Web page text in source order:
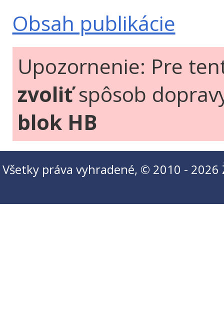
Obsah publikácie
Upozornenie: Pre
zvoliťspôsob
blok HB
Všetky práva vyhradené, © 2010 -